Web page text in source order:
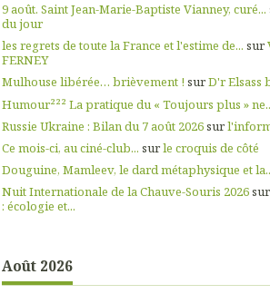
9 août. Saint Jean-Marie-Baptiste Vianney, curé...
du jour
les regrets de toute la France et l'estime de... sur
FERNEY
Mulhouse libérée… brièvement ! surD'r Elsass
Humour²²² La pratique du « Toujours plus »
Russie Ukraine : Bilan du 7 août 2026sur
Ce mois-ci, au ciné-club... surle croquis de côté
Douguine, Mamleev, le dard métaphysique et
Nuit Internationale de la Chauve-Souris 2026sur
: écologie et...
Août 2026